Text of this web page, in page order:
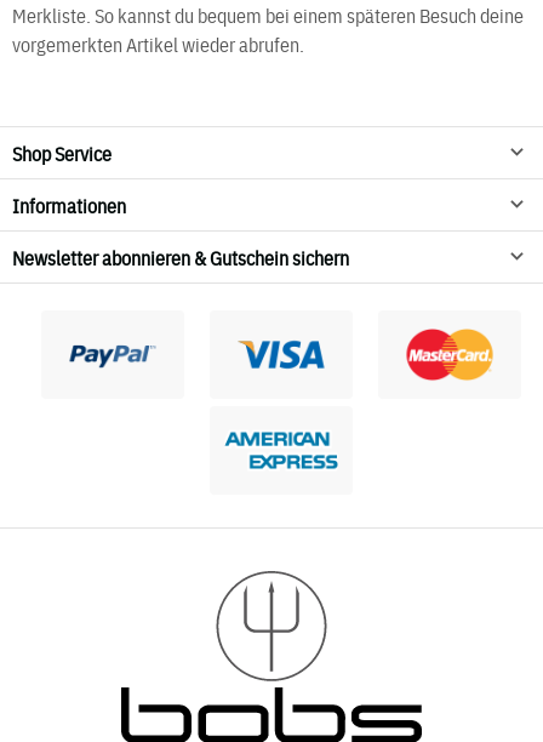
Merkliste. So kannst du bequem bei einem späteren Besuch deine
vorgemerkten Artikel wieder abrufen.
Shop Service
Informationen
Newsletter abonnieren & Gutschein sichern